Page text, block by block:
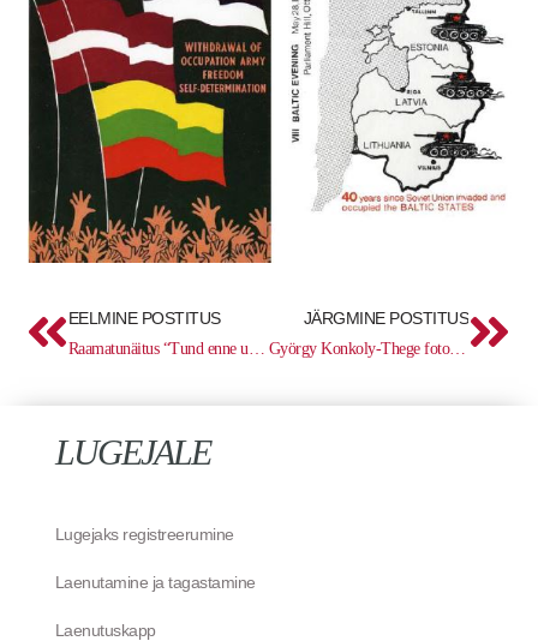
Prev
EELMINE POSTITUS JÄRGMINE POSTITUS
György Konkoly-Thege fotonäitus “Sotsiaalgrafiti”
LUGEJALE
Lugejaks registreerumine
Laenutamine ja tagastamine
Laenutuskapp